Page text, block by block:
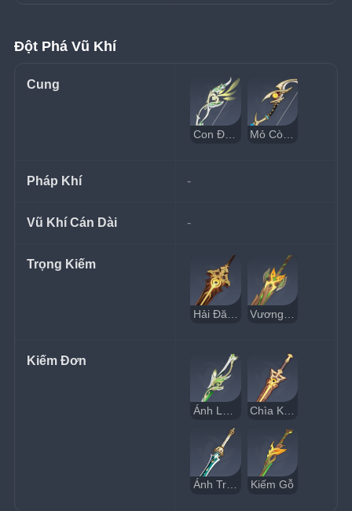
Đột Phá Vũ Khí
Cung
Con Đường Thợ Săn
Pháp Khí -
Vũ Khí Cán Dài -
Trọng Kiếm
Kiếm Đơn
Ánh Trăng Xiphos Kiếm Gỗ